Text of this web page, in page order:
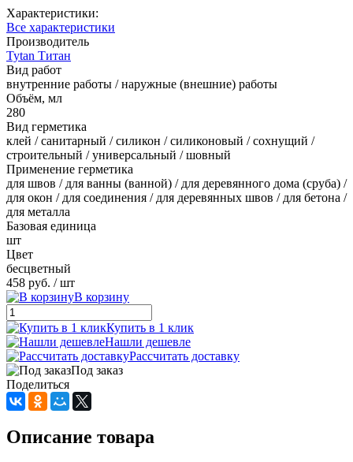
Характеристики:
Все характеристики
Производитель
Tytan Титан
Вид работ
внутренние работы / наружные (внешние) работы
Объём, мл
280
Вид герметика
клей / санитарный / силикон / силиконовый / сохнущий /
строительный / универсальный / шовный
Применение герметика
для швов / для ванны (ванной) / для деревянного дома (сруба) /
для окон / для соединения / для деревянных швов / для бетона /
для металла
Базовая единица
шт
Цвет
бесцветный
458 руб. / шт
В корзину
Купить в 1 клик
Нашли дешевле
Рассчитать доставку
Под заказ
Поделиться
Описание товара